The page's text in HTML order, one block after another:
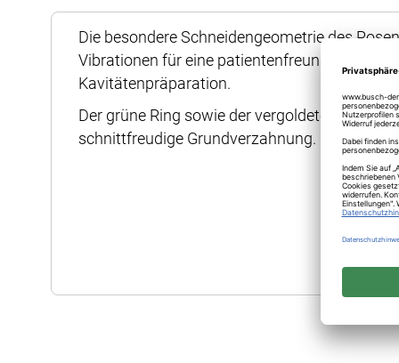
Anfang
Bildergalerie
springen
Die besondere Schneidengeometrie des
Vibrationen für eine patientenfreundliche
Kavitätenpräparation.
Der grüne Ring sowie der vergoldete Hals
schnittfreudige Grundverzahnung.